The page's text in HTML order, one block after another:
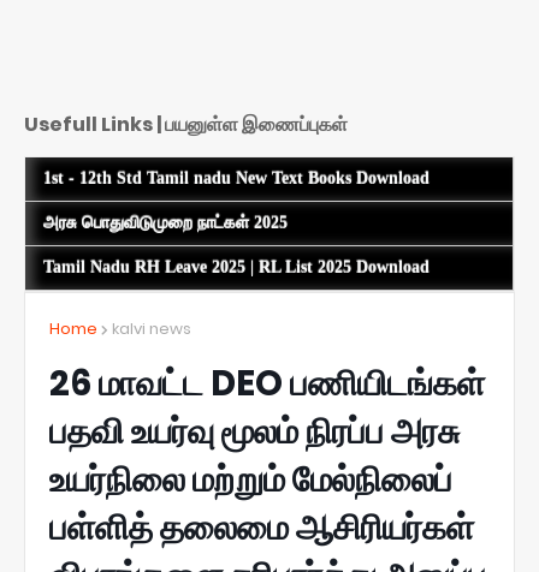
Usefull Links | பயனுள்ள இணைப்புகள்
1st - 12th Std Tamil nadu New Text Books Download
அரசு பொதுவிடுமுறை நாட்கள் 2025
Tamil Nadu RH Leave 2025 | RL List 2025 Download
Home kalvi news
26 மாவட்ட DEO பணியிடங்கள்
பதவி உயர்வு மூலம் நிரப்ப அரசு
உயர்நிலை மற்றும் மேல்நிலைப்
பள்ளித் தலைமை ஆசிரியர்கள்